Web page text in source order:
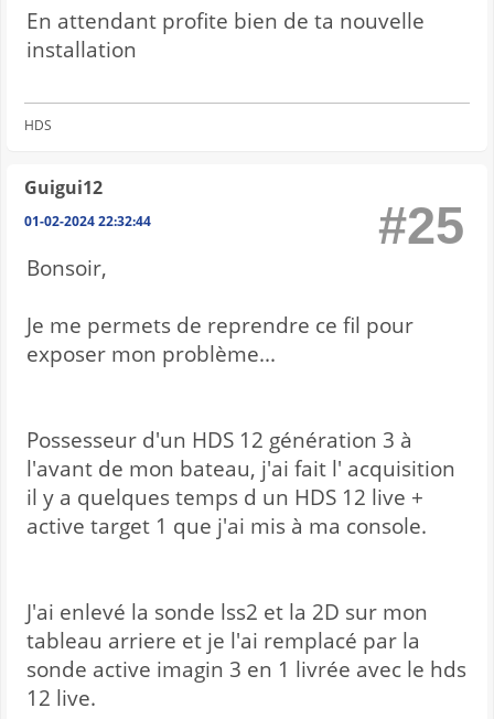
En attendant profite bien de ta nouvelle
installation
HDS
Guigui12
01-02-2024 22:32:44 #25
Bonsoir,
Je me permets de reprendre ce fil pour
exposer mon problème...
Possesseur d'un HDS 12 génération 3 à
l'avant de mon bateau, j'ai fait l' acquisition
il y a quelques temps d un HDS 12 live +
active target 1 que j'ai mis à ma console.
J'ai enlevé la sonde lss2 et la 2D sur mon
tableau arriere et je l'ai remplacé par la
sonde active imagin 3 en 1 livrée avec le hds
12 live.